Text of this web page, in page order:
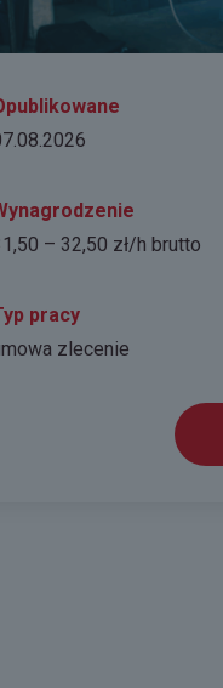
– 32,50 zł/h brutto
pracy
zlecenie